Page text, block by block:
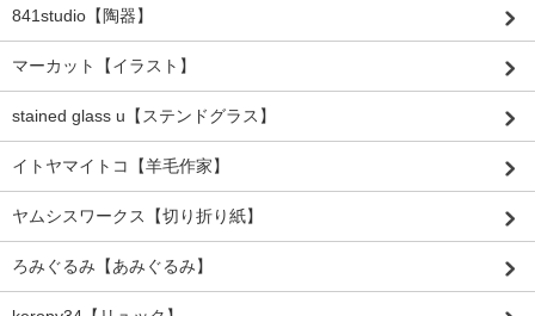
841studio【陶器】
マーカット【イラスト】
stained glass u【ステンドグラス】
イトヤマイトコ【羊毛作家】
ヤムシスワークス【切り折り紙】
ろみぐるみ【あみぐるみ】